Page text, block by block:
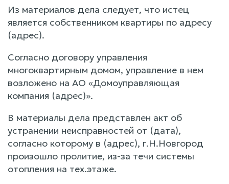
Из материалов дела следует, что истец
является собственником квартиры по адресу
(адрес).
Согласно договору управления
многоквартирным домом, управление в нем
возложено на АО «Домоуправляющая
компания (адрес)».
В материалы дела представлен акт об
устранении неисправностей от (дата),
согласно которому в (адрес), г.Н.Новгород
произошло пролитие, из-за течи системы
отопления на тех.этаже.